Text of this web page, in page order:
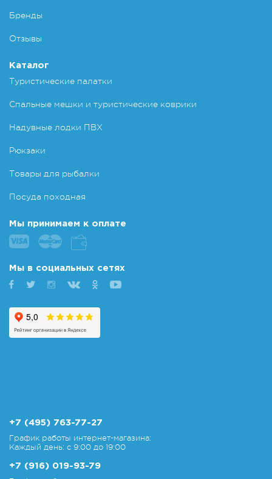
Бренды
Отзывы
Каталог
Туристические палатки
Спальные мешки и туристические коврики
Надувные лодки ПВХ
Рюкзаки
Товары для рыбалки
Посуда походная
Мы принимаем к оплате
Мы в социальных сетях
+7 (495) 763-77-27
График работы интернет-магазина:
Каждый день: с 9:00 до 19:00
+7 (916) 019-93-79